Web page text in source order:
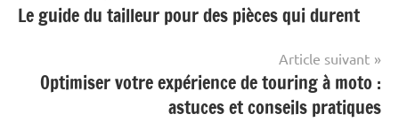
de
Le guide du tailleur pour des pièces qui durent
Article suivant
Optimiser votre expérience de touring à moto :
astuces et conseils pratiques